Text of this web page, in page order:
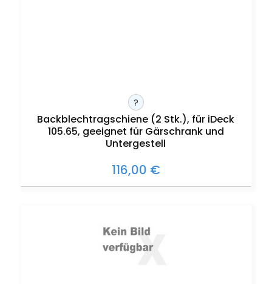
?
Backblechtragschiene (2 Stk.), für iDeck
105.65, geeignet für Gärschrank und
Untergestell
116,00 €